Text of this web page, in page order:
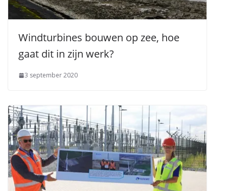
Windturbines bouwen op zee, hoe
gaat dit in zijn werk?
3 september 2020